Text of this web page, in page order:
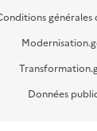
générales
Données